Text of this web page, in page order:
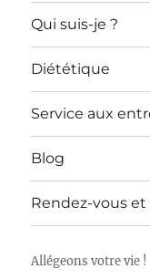
Qui suis-je ?
Diététique
Service aux
Blog
Rendez-vous et
Allégeons votre vie !